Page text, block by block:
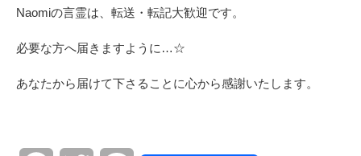
Naomiの言霊は、転送・転記大歓迎です。
必要な方へ届きますように…☆
あなたから届けて下さることに心から感謝いたします。